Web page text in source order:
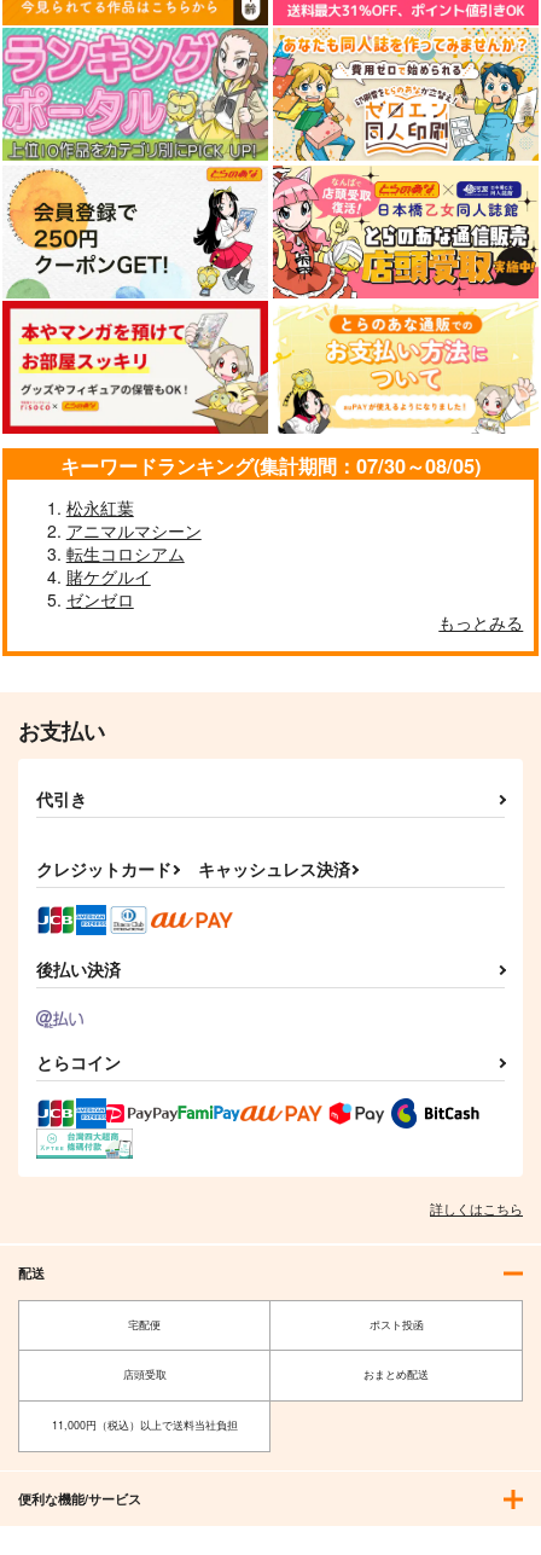
キーワードランキング(集計期間：07/30～08/05)
松永紅葉
アニマルマシーン
転生コロシアム
賭ケグルイ
ゼンゼロ
もっとみる
お支払い
代引き
クレジットカード キャッシュレス決済
後払い決済
とらコイン
詳しくはこちら
配送
宅配便 ポスト投函
店頭受取 おまとめ配送
11,000円（税込）以上で送料当社負担
便利な機能/サービス